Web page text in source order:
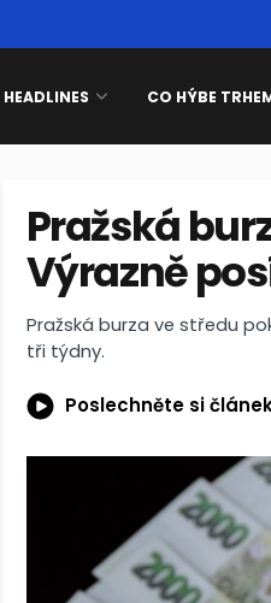
HEADLINES CO HÝBE
Pražská
Výrazně
Pražská burza ve středu
tři týdny.
Poslechněte si